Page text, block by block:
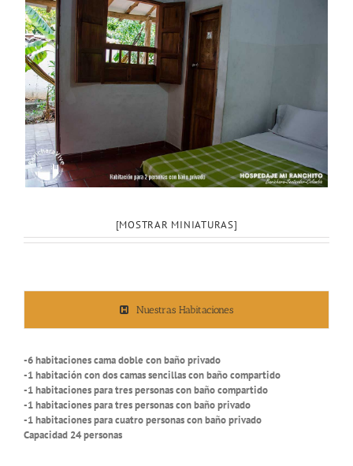
[MOSTRAR MINIATURAS]
Nuestras Habitaciones
-6 habitaciones cama doble con baño privado
-1 habitación con dos camas sencillas con baño compartido
-1 habitaciones para tres personas con baño compartido
-1 habitaciones para tres personas con baño privado
-1 habitaciones para cuatro personas con baño privado
Capacidad 24 personas